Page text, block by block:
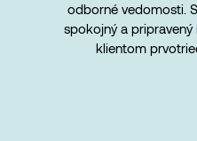
odborné vedomosti.
spokojný a
klientom